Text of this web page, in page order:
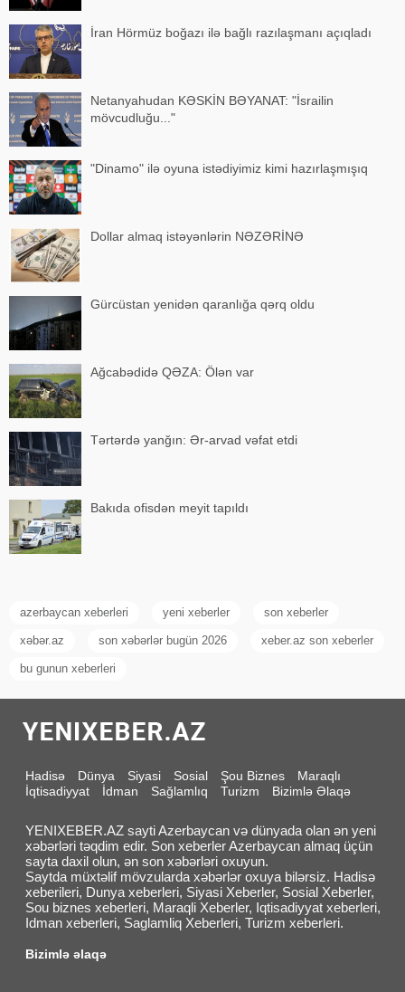
İran Hörmüz boğazı ilə bağlı razılaşmanı açıqladı
Netanyahudan KƏSKİN BƏYANAT: "İsrailin
mövcudluğu..."
"Dinamo" ilə oyuna istədiyimiz kimi hazırlaşmışıq
Dollar almaq istəyənlərin NƏZƏRİNƏ
Gürcüstan yenidən qaranlığa qərq oldu
Ağcabədidə QƏZA: Ölən var
Tərtərdə yanğın: Ər-arvad vəfat etdi
Bakıda ofisdən meyit tapıldı
azerbaycan xeberleri yeni xeberler son xeberler
xəbər.az son xəbərlər bugün 2026 xeber.az son xeberler
bu gunun xeberleri
Hadisə Dünya Siyasi Sosial Şou Biznes
Maraqlı
İqtisadiyyat
İdman Sağlamlıq Turizm Bizimlə Əlaqə
YENIXEBER.AZ sayti Azerbaycan və dünyada olan ən yeni
xəbərləri təqdim edir. Son xeberler Azerbaycan almaq üçün
sayta daxil olun, ən son xəbərləri oxuyun.
Saytda müxtəlif mövzularda xəbərlər oxuya bilərsiz. Hadisə
xeberileri, Dunya xeberleri, Siyasi Xeberler, Sosial Xeberler,
Sou biznes xeberleri, Maraqli Xeberler, Iqtisadiyyat xeberleri,
Idman xeberleri, Saglamliq Xeberleri, Turizm xeberleri.
Bizimlə əlaqə